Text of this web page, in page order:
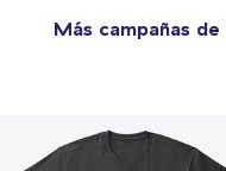
Más campañas de